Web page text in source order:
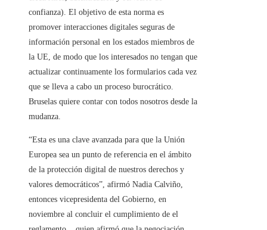
confianza). El objetivo de esta norma es
promover interacciones digitales seguras de
información personal en los estados miembros de
la UE, de modo que los interesados ​​no tengan que
actualizar continuamente los formularios cada vez
que se lleva a cabo un proceso burocrático.
Bruselas quiere contar con todos nosotros desde la
mudanza.
“Esta es una clave avanzada para que la Unión
Europea sea un punto de referencia en el ámbito
de la protección digital de nuestros derechos y
valores democráticos”, afirmó Nadia Calviño,
entonces vicepresidenta del Gobierno, en
noviembre al concluir el cumplimiento de el